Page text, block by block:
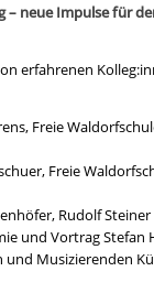
– neue Impulse für
erfahrenen
Freie
Freie
Rudolf
und Vortrag Stefan
und Musizierenden